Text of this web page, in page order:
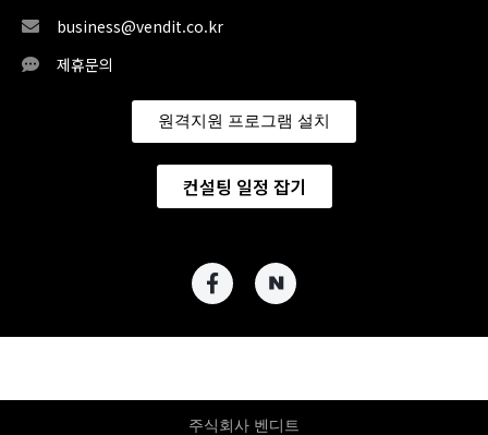
business@vendit.co.kr
제휴문의
원격지원 프로그램 설치
컨설팅 일정 잡기
주식회사 벤디트